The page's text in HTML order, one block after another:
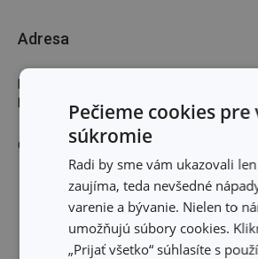
Adresa
podchod železničnej stanice Prešov 080
E-mailová adresa
GPS: 49,002474N 21,239684E
Pečieme cookies pre
súkromie
Radi by sme vám ukazovali
zaujíma, teda nevšedné
varenie a bývanie. Nielen to
umožňujú súbory cookies.
„Prijať všetko“ súhlasíte s